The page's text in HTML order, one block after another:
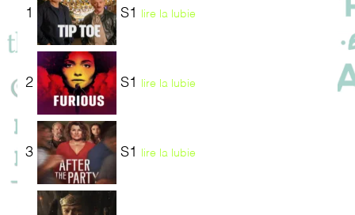
1 S1 lire la lubie
2 S1 lire la lubie
3 S1 lire la lubie